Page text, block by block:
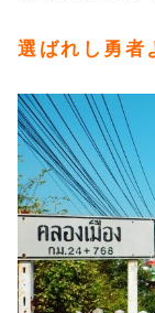
選ばれし勇者